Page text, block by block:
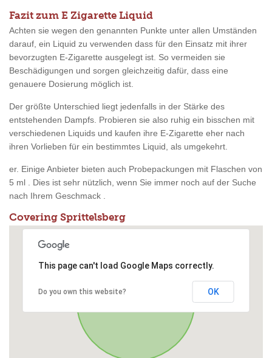
Fazit zum E Zigarette Liquid
Achten sie wegen den genannten Punkte unter allen Umständen
darauf, ein Liquid zu verwenden dass für den Einsatz mit ihrer
bevorzugten E-Zigarette ausgelegt ist. So vermeiden sie
Beschädigungen und sorgen gleichzeitig dafür, dass eine
genauere Dosierung möglich ist.
Der größte Unterschied liegt jedenfalls in der Stärke des
entstehenden Dampfs. Probieren sie also ruhig ein bisschen mit
verschiedenen Liquids und kaufen ihre E-Zigarette eher nach
ihren Vorlieben für ein bestimmtes Liquid, als umgekehrt.
er. Einige Anbieter bieten auch Probepackungen mit Flaschen von
5 ml . Dies ist sehr nützlich, wenn Sie immer noch auf der Suche
nach Ihrem Geschmack .
Covering Sprittelsberg
This page can't load Google Maps correctly.
Do you own this website? OK